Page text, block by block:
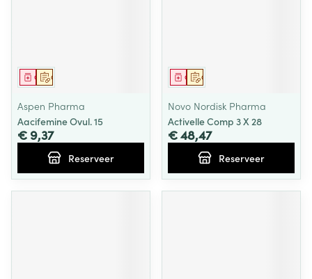
Op voorschrift
Geneesmiddel
Aspen Pharma
Aacifemine Ovul. 15
€ 9,37
Reserveer
Op voorschrift
Geneesmiddel
Novo Nordisk Pharma
Activelle Comp 3 X 28
€ 48,47
Reserveer